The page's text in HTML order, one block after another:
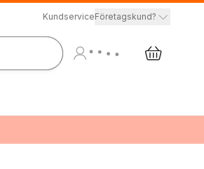
KundserviceFöretagskund?